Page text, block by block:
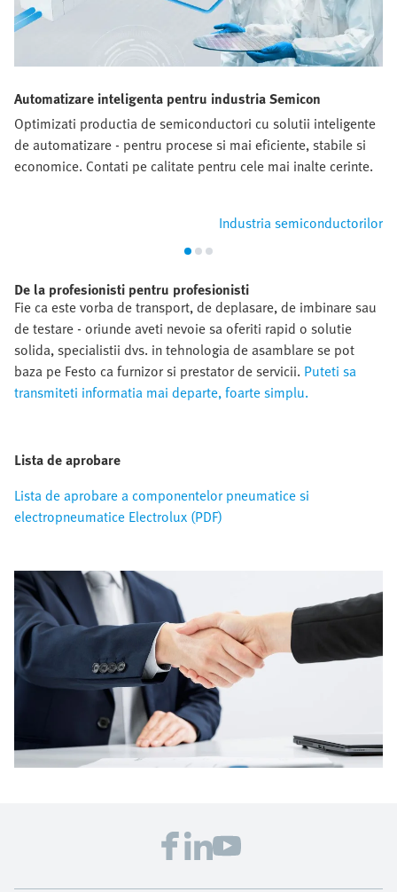
Automatizare inteligenta pentru industria Semicon
Optimizati productia de semiconductori cu solutii inteligente
de automatizare - pentru procese si mai eficiente, stabile si
economice. Contati pe calitate pentru cele mai inalte cerinte.
Industria semiconductorilor
De la profesionisti pentru profesionisti
Fie ca este vorba de transport, de deplasare, de imbinare sau
de testare - oriunde aveti nevoie sa oferiti rapid o solutie
solida, specialistii dvs. in tehnologia de asamblare se pot
baza pe Festo ca furnizor si prestator de servicii. Puteti sa
transmiteti informatia mai departe, foarte simplu.
Lista de aprobare
Lista de aprobare a componentelor pneumatice si
electropneumatice Electrolux (PDF)